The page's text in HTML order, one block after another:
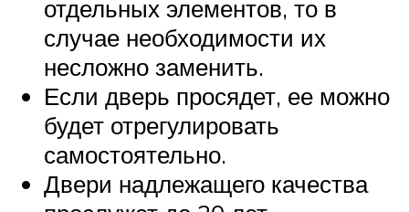
отдельных элементов, то в
случае необходимости их
несложно заменить.
Если дверь просядет, ее можно
будет отрегулировать
самостоятельно.
Двери надлежащего качества